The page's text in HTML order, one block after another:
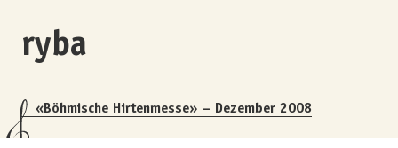
ryba
«Böhmische Hirtenmesse» – Dezember 2008